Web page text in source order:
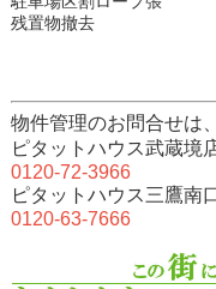
残置物撤去
物件管理のお問合せは
ピタットハウス武蔵境
0120-72-3966
ピタットハウス三鷹南
0120-63-7666